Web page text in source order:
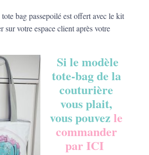
bag passepoilé est offert avec le kit
sur votre espace client après votre
Si le modèle
tote-bag de la
couturière
vous plait,
vous pouvez le
commander
par ICI